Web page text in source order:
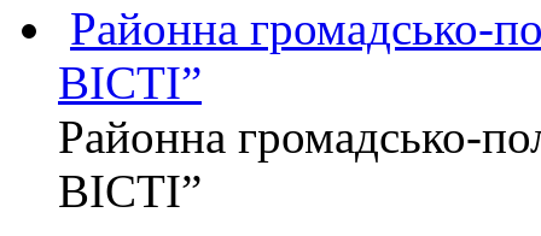
Районна громадсько-
ВІСТІ”
Районна громадсько-
ВІСТІ”